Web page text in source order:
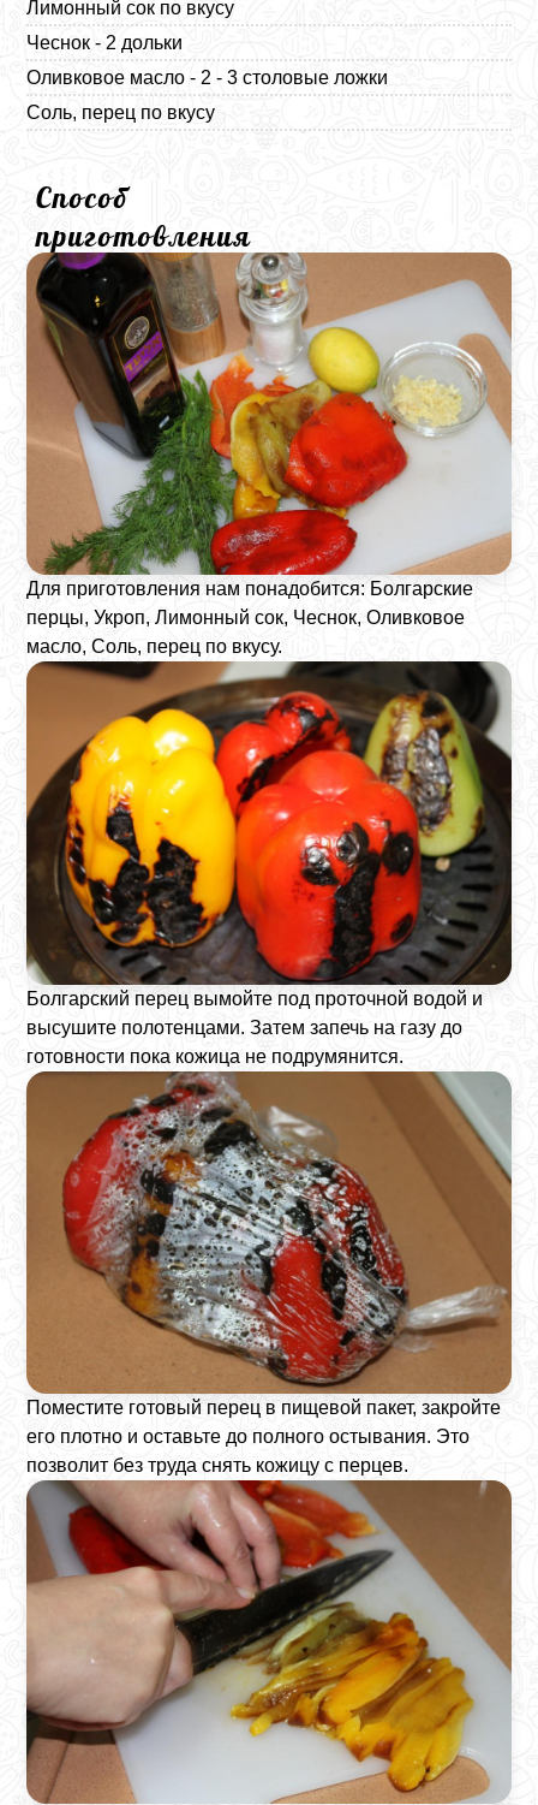
Лимонный сок по вкусу
Чеснок - 2 дольки
Оливковое масло - 2 - 3 столовые ложки
Соль, перец по вкусу
Способ
приготовления
Для приготовления нам понадобится: Болгарские
перцы, Укроп, Лимонный сок, Чеснок, Оливковое
масло, Соль, перец по вкусу.
Болгарский перец вымойте под проточной водой и
высушите полотенцами. Затем запечь на газу до
готовности пока кожица не подрумянится.
Поместите готовый перец в пищевой пакет, закройте
его плотно и оставьте до полного остывания. Это
позволит без труда снять кожицу с перцев.